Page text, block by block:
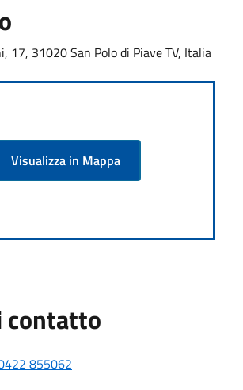
17, 31020 San Polo di Piave TV, Italia
Visualizza in Mappa
contatto
855062